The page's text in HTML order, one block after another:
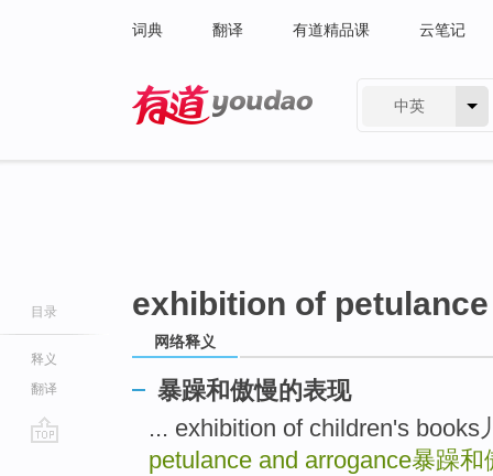
词典 翻译 有道精品课 云笔记
中英
目录
释义
翻译
exhibition of
网络释义
暴躁和傲慢的表现
... exhibition of children's
petulance and arrogance暴躁和